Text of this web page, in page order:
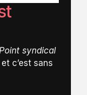
syndical
c’est sans